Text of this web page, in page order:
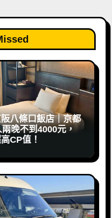
八條口飯店｜京都
晚不到4000元，
CP值！